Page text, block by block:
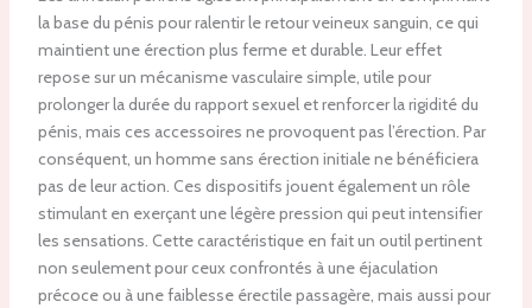
la base du pénis pour ralentir le retour veineux sanguin, ce qui
maintient une érection plus ferme et durable. Leur effet
repose sur un mécanisme vasculaire simple, utile pour
prolonger la durée du rapport sexuel et renforcer la rigidité du
pénis, mais ces accessoires ne provoquent pas l’érection. Par
conséquent, un homme sans érection initiale ne bénéficiera
pas de leur action. Ces dispositifs jouent également un rôle
stimulant en exerçant une légère pression qui peut intensifier
les sensations. Cette caractéristique en fait un outil pertinent
non seulement pour ceux confrontés à une éjaculation
précoce ou à une faiblesse érectile passagère, mais aussi pour